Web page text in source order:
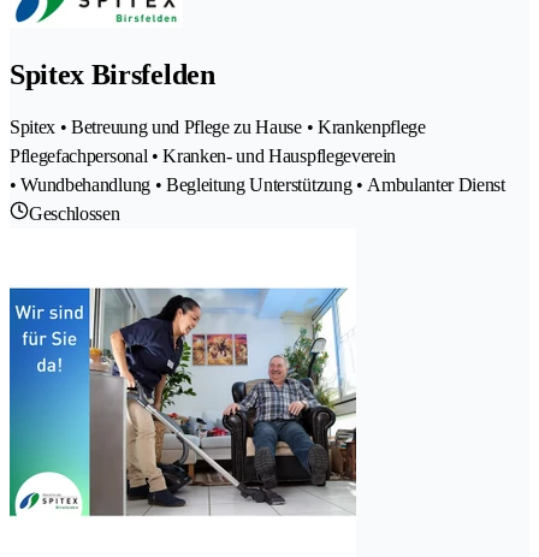
Spitex Birsfelden
Spitex • Betreuung und Pflege zu Hause • Krankenpflege
Pflegefachpersonal • Kranken- und Hauspflegeverein
• Wundbehandlung • Begleitung Unterstützung • Ambulanter Dienst
Geschlossen